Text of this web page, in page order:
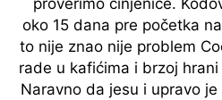
oko 15 dana pre početka
to nije znao nije problem
rade u kafićima i brzoj
Naravno da jesu i upravo